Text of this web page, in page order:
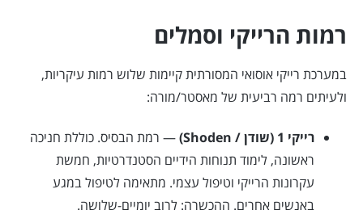
רמות הרייקי וסמלים
במערכת רייקי אוסואי המסורתית קיימות שלוש רמות עיקריות,
ולעיתים רמה רביעית של מאסטר/מורה:
רייקי 1 (שודן / Shoden)
— רמת הבסיס. כוללת חניכה
ראשונה, לימוד תנוחות הידיים הסטנדרטיות, חמשת
עקרונות הרייקי וטיפול עצמי. מתאימה לטיפול במגע
באנשים אחרים. ההכשרה: לרוב יומיים-שלושה.